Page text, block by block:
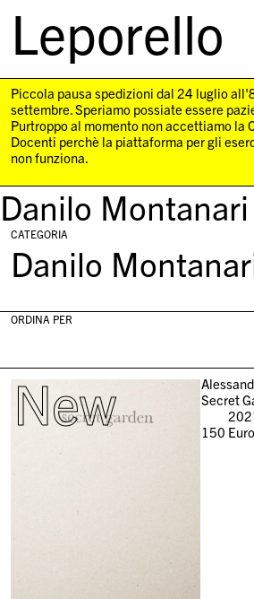
Leporello
navigation
Piccola pausa spedizioni dal 24 luglio
settembre. Speriamo possiate essere
Purtroppo al momento non accettiamo la
Docenti perchè la piattaforma per gli
non funziona.
Danilo Montanari
CATEGORIA
Danilo
ORDINA PER
New
Secret
150 Euro